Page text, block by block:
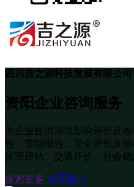
四川吉之源科技发展有限公司
资阳企业咨询服务
为企业提供环境影响评价及
告、节能报告、安全评价及
灾害评估、交通评价、社会
探索更多 联系我们